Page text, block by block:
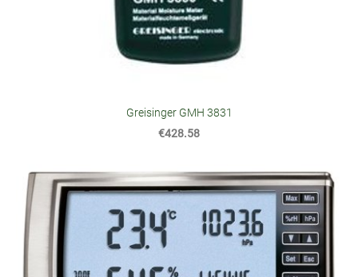
Greisinger GMH 3831
€428.58